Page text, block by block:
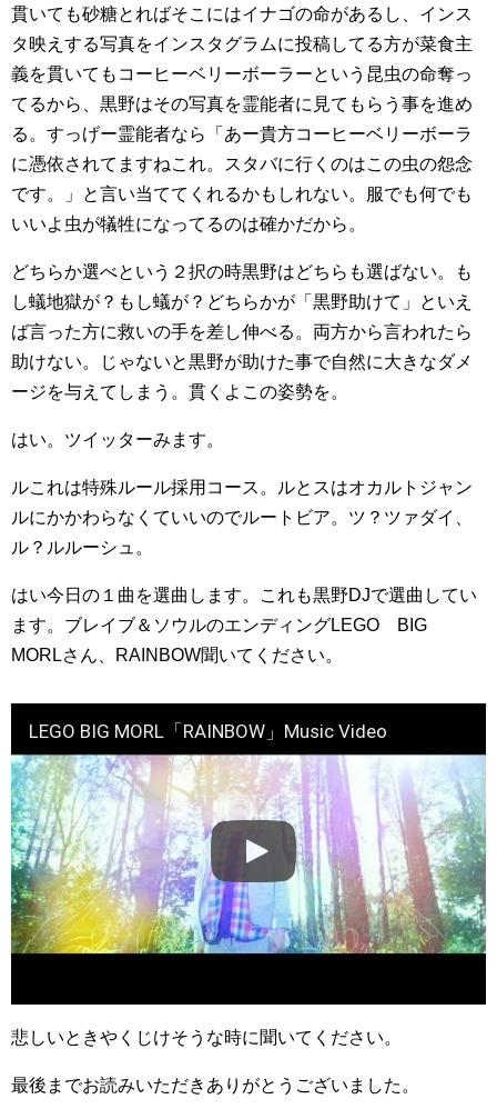
貫いても砂糖とればそこにはイナゴの命があるし、インス
タ映えする写真をインスタグラムに投稿してる方が菜食主
義を貫いてもコーヒーベリーボーラーという昆虫の命奪っ
てるから、黒野はその写真を霊能者に見てもらう事を進め
る。すっげー霊能者なら「あー貴方コーヒーベリーボーラ
に憑依されてますねこれ。スタバに行くのはこの虫の怨念
です。」と言い当ててくれるかもしれない。服でも何でも
いいよ虫が犠牲になってるのは確かだから。
どちらか選べという２択の時黒野はどちらも選ばない。も
し蟻地獄が？もし蟻が？どちらかが「黒野助けて」といえ
ば言った方に救いの手を差し伸べる。両方から言われたら
助けない。じゃないと黒野が助けた事で自然に大きなダメ
ージを与えてしまう。貫くよこの姿勢を。
はい。ツイッターみます。
ルこれは特殊ルール採用コース。ルとスはオカルトジャン
ルにかかわらなくていいのでルートビア。ツ？ツァダイ、
ル？ルルーシュ。
はい今日の１曲を選曲します。これも黒野DJで選曲してい
ます。ブレイブ＆ソウルのエンディングLEGO BIG
MORLさん、RAINBOW聞いてください。
LEGO BIG MORL「RAINBOW」Music Video
悲しいときやくじけそうな時に聞いてください。
最後までお読みいただきありがとうございました。